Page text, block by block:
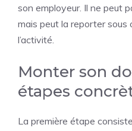
son employeur. Il ne peut
mais peut la reporter sous
l’activité.
Monter son
étapes
La première étape